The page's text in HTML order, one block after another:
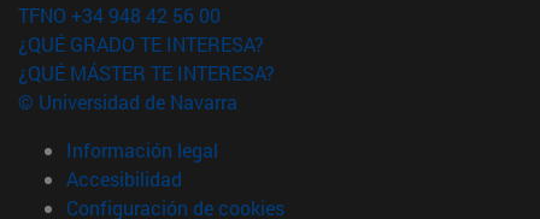
TFNO +34 948 42 56 00
¿QUÉ GRADO TE INTERESA?
¿QUÉ MÁSTER TE INTERESA?
© Universidad de Navarra
Información legal
Accesibilidad
Configuración de cookies